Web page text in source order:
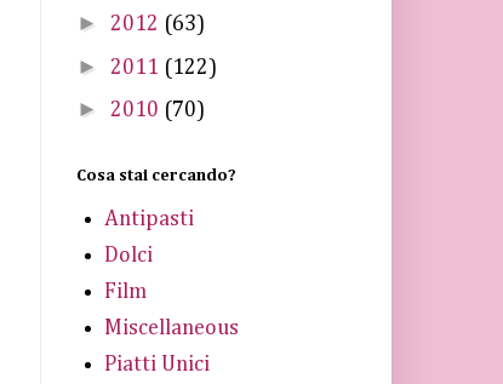
► 2012 (63)
► 2011 (122)
► 2010 (70)
Cosa stai cercando?
Antipasti
Dolci
Film
Miscellaneous
Piatti Unici